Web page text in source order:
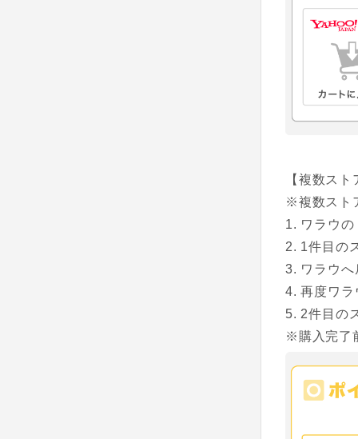
【複数ス
※複数スト
ワラウ
1件目の
ワラウへ
再度ワラ
2件目の
※購入完了